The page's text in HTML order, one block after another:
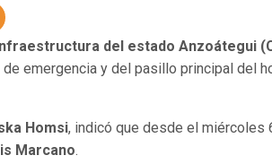
del estado Anzoátegui
emergencia y del pasillo principal del
Homsi, indicó que desde el miércoles
Marcano.